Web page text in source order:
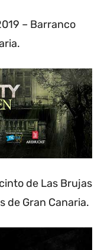
– Barranco
de Las Brujas
de Gran Canaria.